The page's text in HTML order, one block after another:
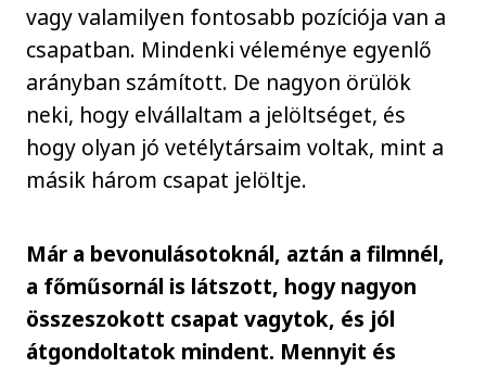
vagy valamilyen fontosabb pozíciója van a
csapatban. Mindenki véleménye egyenlő
arányban számított. De nagyon örülök
neki, hogy elvállaltam a jelöltséget, és
hogy olyan jó vetélytársaim voltak, mint a
másik három csapat jelöltje.
Már a bevonulásotoknál, aztán a filmnél,
a főműsornál is látszott, hogy nagyon
összeszokott csapat vagytok, és jól
átgondoltatok mindent. Mennyit és